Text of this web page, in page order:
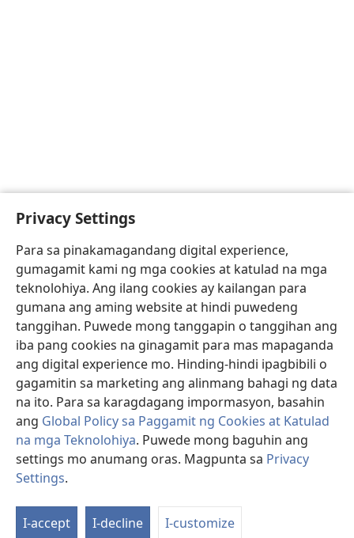
Privacy Settings
Para sa pinakamagandang digital experience,
gumagamit kami ng mga cookies at katulad na mga
teknolohiya. Ang ilang cookies ay kailangan para
gumana ang aming website at hindi puwedeng
tanggihan. Puwede mong tanggapin o tanggihan ang
iba pang cookies na ginagamit para mas mapaganda
ang digital experience mo. Hinding-hindi ipagbibili o
gagamitin sa marketing ang alinmang bahagi ng data
na ito. Para sa karagdagang impormasyon, basahin
ang Global Policy sa Paggamit ng Cookies at Katulad
na mga Teknolohiya. Puwede mong baguhin ang
settings mo anumang oras. Magpunta sa Privacy
Settings.
I-accept I-decline I-customize